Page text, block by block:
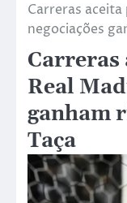
Carreras
negociações
Carreras
Real
ganham
Taça